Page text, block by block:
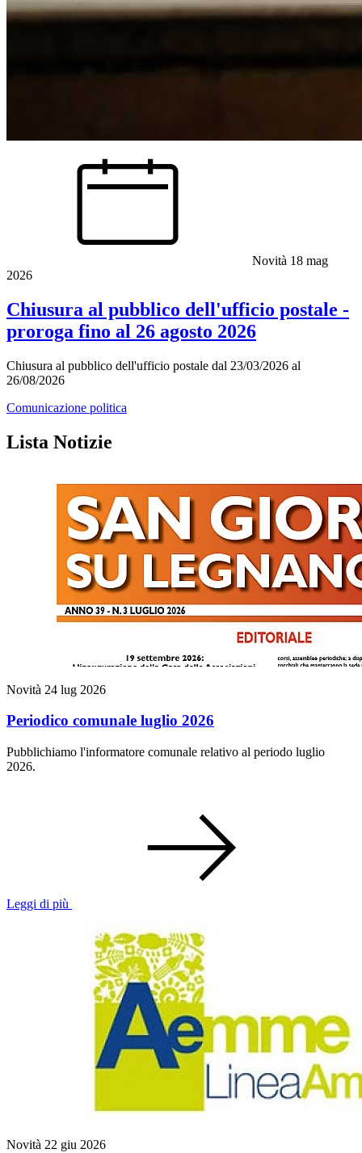
Novità 18 mag
2026
Chiusura al pubblico dell'ufficio postale -
proroga fino al 26 agosto 2026
Chiusura al pubblico dell'ufficio postale dal 23/03/2026 al
26/08/2026
Comunicazione politica
Lista Notizie
Novità 24 lug 2026
Periodico comunale luglio 2026
Pubblichiamo l'informatore comunale relativo al periodo luglio
2026.
Leggi di più
Novità 22 giu 2026